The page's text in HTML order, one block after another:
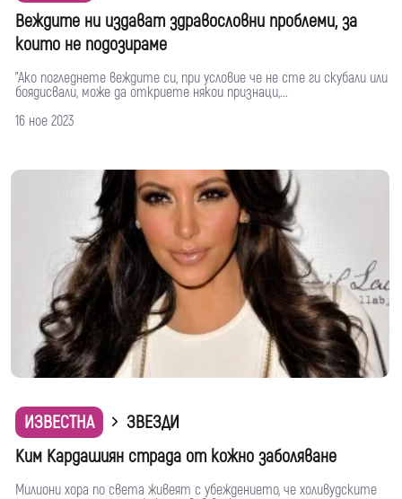
Веждите ни издават здравословни проблеми, за
които не подозираме
"Ако погледнете веждите си, при условие че не сте ги скубали или
боядисвали, може да откриете някои признаци,...
16 ное 2023
ИЗВЕСТНА
ЗВЕЗДИ
Ким Кардашиян страда от кожно заболяване
Милиони хора по света живеят с убеждението, че холивудските